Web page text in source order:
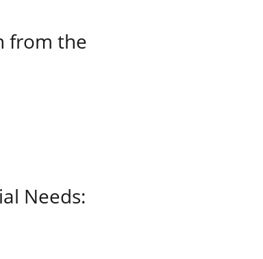
from the
Needs: